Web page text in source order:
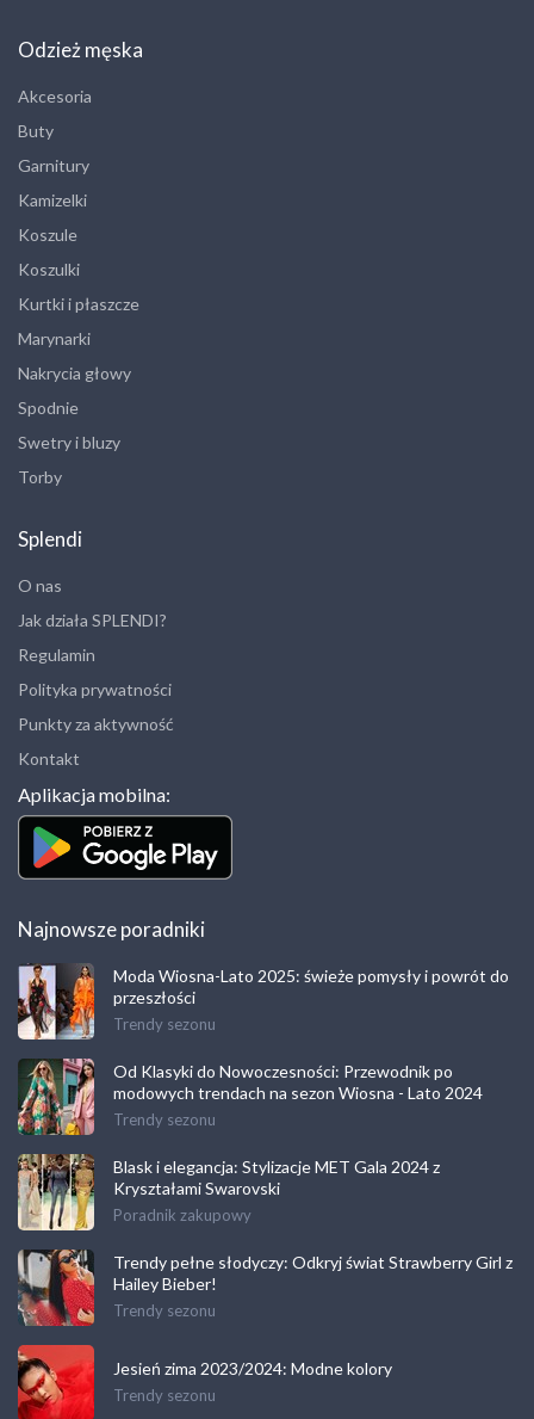
Odzież męska
Akcesoria
Buty
Garnitury
Kamizelki
Koszule
Koszulki
Kurtki i płaszcze
Marynarki
Nakrycia głowy
Spodnie
Swetry i bluzy
Torby
Splendi
O nas
Jak działa SPLENDI?
Regulamin
Polityka prywatności
Punkty za aktywność
Kontakt
Aplikacja mobilna:
Najnowsze poradniki
Moda Wiosna-Lato 2025: świeże pomysły i powrót do
przeszłości
Trendy sezonu
Od Klasyki do Nowoczesności: Przewodnik po
modowych trendach na sezon Wiosna - Lato 2024
Trendy sezonu
Blask i elegancja: Stylizacje MET Gala 2024 z
Kryształami Swarovski
Poradnik zakupowy
Trendy pełne słodyczy: Odkryj świat Strawberry Girl z
Hailey Bieber!
Trendy sezonu
Jesień zima 2023/2024: Modne kolory
Trendy sezonu